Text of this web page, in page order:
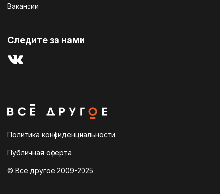
Вакансии
Cледите за нами
Политика конфиденциальности
Публичная оферта
© Всё другое 2009-2025